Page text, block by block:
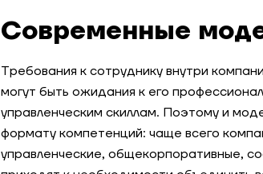
Современные
Требования к сотруднику внутри
могут быть ожидания к его
управленческим скиллам. Поэтому и
формату компетенций: чаще всего
управленческие, общекорпоративные,